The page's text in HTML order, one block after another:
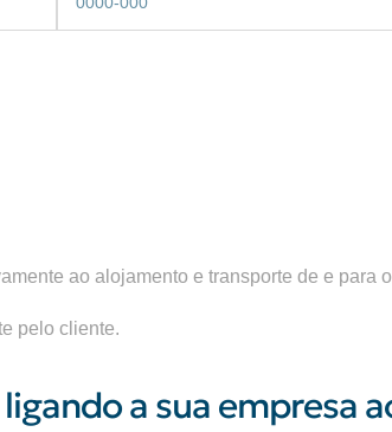
ao alojamento e transporte de e para
pelo cliente.
a sua empresa